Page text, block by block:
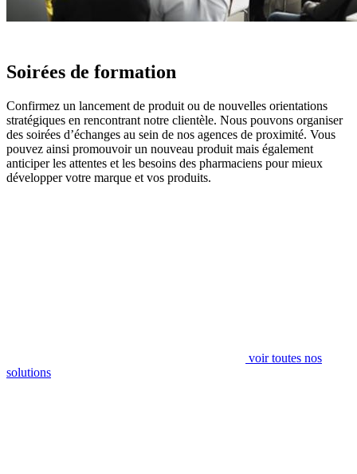
Soirées de formation
Confirmez un lancement de produit ou de nouvelles orientations
stratégiques en rencontrant notre clientèle. Nous pouvons organiser
des soirées d’échanges au sein de nos agences de proximité. Vous
pouvez ainsi promouvoir un nouveau produit mais également
anticiper les attentes et les besoins des pharmaciens pour mieux
développer votre marque et vos produits.
voir toutes nos
solutions